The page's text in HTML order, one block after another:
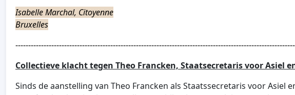
Isabelle Marchal, Citoyenne
Bruxelles
Collectieve klacht tegen Theo Francken, Staatsecretaris voor Asiel
Sinds de aanstelling van Theo Francken als Staatssecretaris voor Asiel